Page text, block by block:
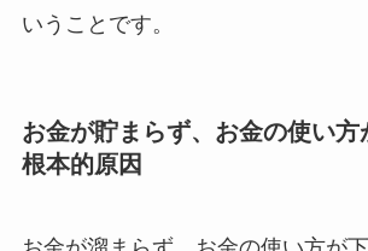
いうことです。
お金が貯まらず、お金の使い方
根本的原因